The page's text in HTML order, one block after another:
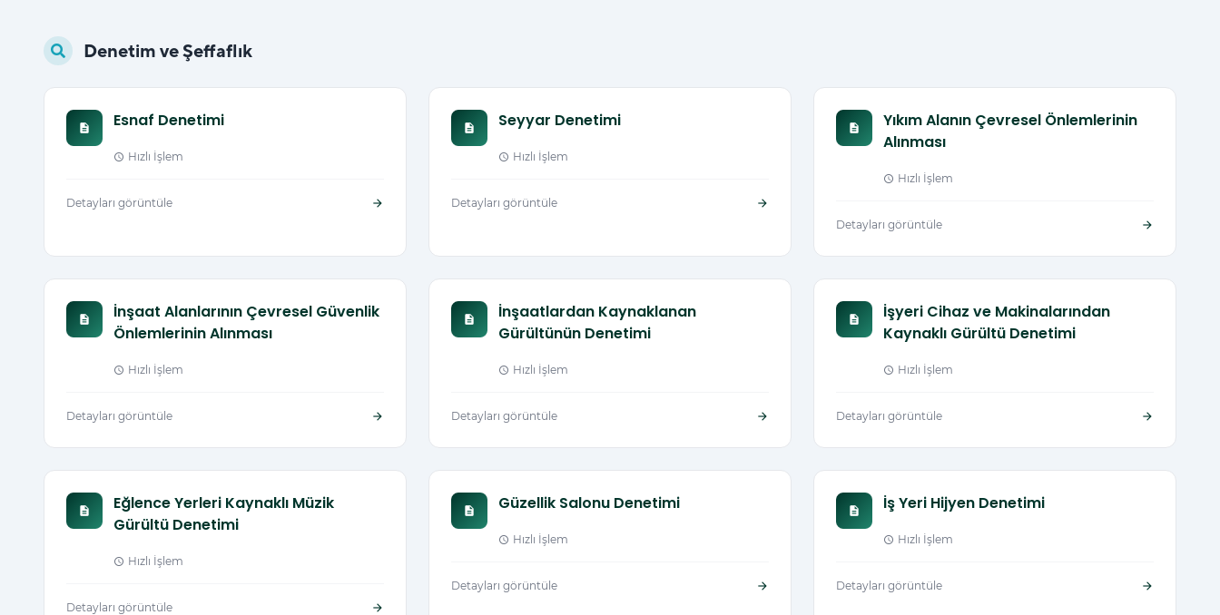
Denetim ve Şeffaflık
description Esnaf Denetimi
schedule Hızlı İşlem
Detayları görüntüle arrow_forward
description Seyyar Denetimi
schedule Hızlı İşlem
Detayları görüntüle arrow_forward
description
Yıkım Alanın Çevresel Önlemlerinin
Alınması
schedule Hızlı İşlem
Detayları görüntüle arrow_forward
description
İnşaat Alanlarının Çevresel Güvenlik
Önlemlerinin Alınması
schedule Hızlı İşlem
Detayları görüntüle arrow_forward
description
İnşaatlardan Kaynaklanan
Gürültünün Denetimi
schedule Hızlı İşlem
Detayları görüntüle arrow_forward
description
İşyeri Cihaz ve Makinalarından
Kaynaklı Gürültü Denetimi
schedule Hızlı İşlem
Detayları görüntüle arrow_forward
description
Eğlence Yerleri Kaynaklı Müzik
Gürültü Denetimi
schedule Hızlı İşlem
Detayları görüntüle arrow_forward
description Güzellik Salonu Denetimi
schedule Hızlı İşlem
Detayları görüntüle arrow_forward
description İş Yeri Hijyen Denetimi
schedule Hızlı İşlem
Detayları görüntüle arrow_forward